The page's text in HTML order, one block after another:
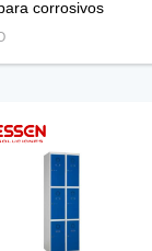
corrosivos